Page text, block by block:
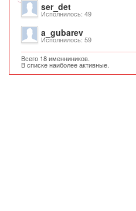
ser_det
Исполнилось: 49
a_gubarev
Исполнилось: 59
Всего 18 именниников.
В списке наиболее активные.